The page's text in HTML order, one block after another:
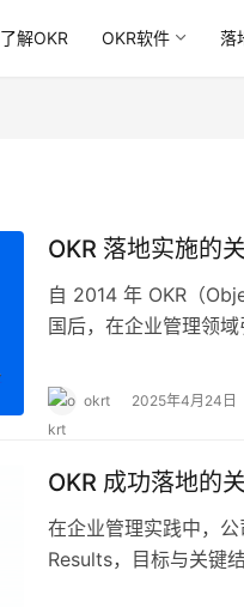
了解OKR OKR软件 落
OKR 落地实施的
自 2014 年 OKR（
国后，在企业管理领
具有较高的易理解性
效果不佳的情况。本
okrt 2025年4月24日
OKR 成功落地的
在企业管理实践中，
Results，目标与关键